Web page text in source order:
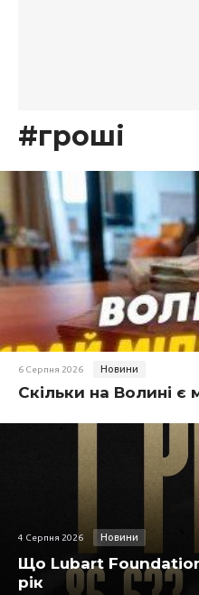
#гроші
6 Серпня 2026 Новини
Скільки на Волині є
4 Серпня 2026 Новини
Що Lubart
рік